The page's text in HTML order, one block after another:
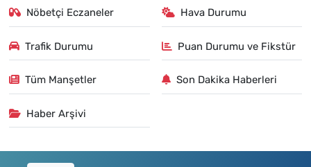
Nöbetçi Eczaneler Hava Durumu
Trafik Durumu Puan Durumu ve Fikstür
Tüm Manşetler Son Dakika Haberleri
Haber Arşivi